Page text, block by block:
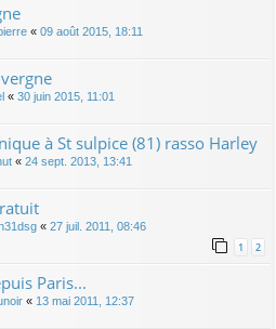
« 09 août 2015, 18:11
« 30 juin 2015, 11:01
à St sulpice (81) rasso Harley
« 24 sept. 2013, 13:41
« 27 juil. 2011, 08:46
1 2
Paris...
« 13 mai 2011, 12:37